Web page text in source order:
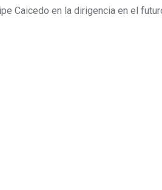
Caicedo en la dirigencia en el